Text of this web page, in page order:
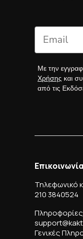
Με την
Χρήσης και
από τις
Επικοινωνία
Τηλεφωνικό
210 3840524
Γενικές